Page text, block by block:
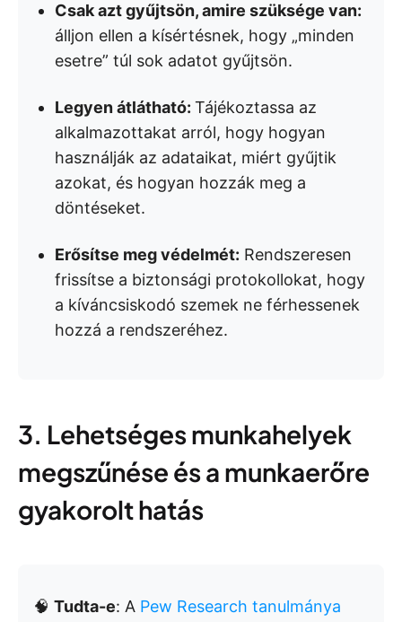
Csak azt gyűjtsön, amire szüksége van:
álljon ellen a kísértésnek, hogy „minden
esetre” túl sok adatot gyűjtsön.
Legyen átlátható: Tájékoztassa az
alkalmazottakat arról, hogy hogyan
használják az adataikat, miért gyűjtik
azokat, és hogyan hozzák meg a
döntéseket.
Erősítse meg védelmét: Rendszeresen
frissítse a biztonsági protokollokat, hogy
a kíváncsiskodó szemek ne férhessenek
hozzá a rendszeréhez.
3. Lehetséges munkahelyek
megszűnése és a munkaerőre
gyakorolt hatás
🧠 Tudta-e: A Pew Research tanulmánya